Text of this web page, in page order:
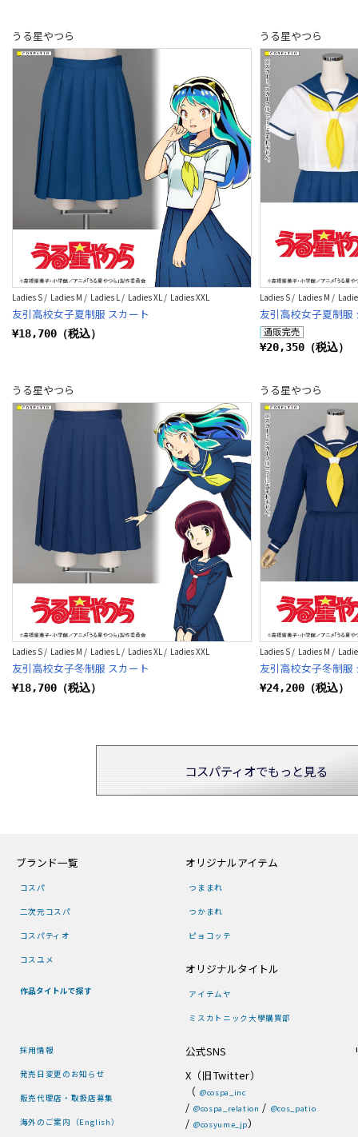
うる星やつら
Ladies S / Ladies M / Ladies L / Ladies XL / Ladies XXL
友引高校女子夏制服 スカート
¥18,700（税込）
うる星やつら
Ladies S / Ladies M /
友引高校女子夏制服
¥20,350（税込）
うる星やつら
Ladies S / Ladies M / Ladies L / Ladies XL / Ladies XXL
友引高校女子冬制服 スカート
¥18,700（税込）
うる星やつら
Ladies S / Ladies M /
友引高校女子冬制服
¥24,200（税込）
コスパティオでもっと見る
ブランド一覧
コスパ
二次元コスパ
コスパティオ
コスユメ
作品タイトルで探す
オリジナルアイテム
つままれ
つかまれ
ピョコッテ
オリジナルタイトル
アイテムヤ
ミスカトニック大學購買部
採用情報
発売日変更のお知らせ
販売代理店・取扱店募集
海外のご案内（English）
公式SNS
X（旧Twitter）
（ @cospa_inc
/ @cospa_relation / @cos_patio
/ @cosyume_jp）